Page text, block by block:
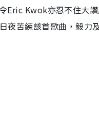
Eric Kwok亦忍不住大
夜苦練該首歌曲，毅力